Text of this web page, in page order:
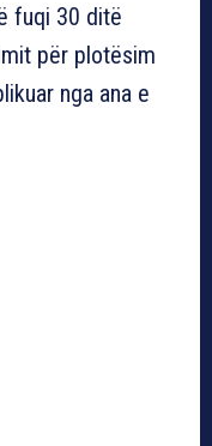
fuqi 30 ditë
për plotësim
nga ana e